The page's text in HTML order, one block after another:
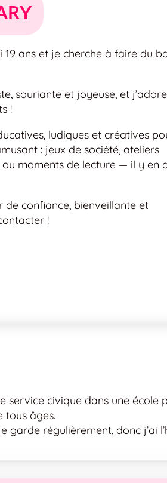
19 ans et je cherche à faire du
souriante et joyeuse, et j’adore
!
ludiques et créatives
: jeux de société, ateliers
ou moments de lecture — il y en
de confiance, bienveillante et
!
service civique dans une école
tous âges.
garde régulièrement, donc j’ai